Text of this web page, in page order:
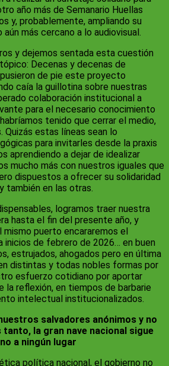
año más de Semanario Huellas
y, probablemente, ampliando su
más cercano a lo audiovisual.
y dejemos sentada esta cuestión
Decenas y decenas de
de pie este proyecto
caía la guillotina sobre nuestras
colaboración institucional a
para el necesario conocimiento
tenido que cerrar el medio,
Quizás estas líneas sean lo
para invitarles desde la praxis
aprendiendo a dejar de idealizar
mucho más con nuestros iguales que
dispuestos a ofrecer su solidaridad
también en las otras.
logramos traer nuestra
hasta el fin del presente año, y
puerto encararemos el
inicios de febrero de 2026… en buen
estrujados, ahogados pero en última
distintas y todas nobles formas por
esfuerzo cotidiano por aportar
la reflexión, en tiempos de barbarie
intelectual institucionalizados.
salvadores anónimos y no
la gran nave nacional sigue
a ningún lugar
política nacional, el gobierno no